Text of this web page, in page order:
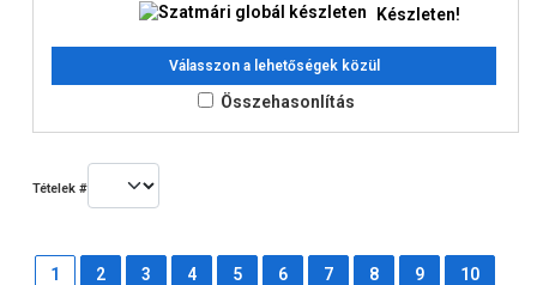
Készleten!
Válasszon a lehetőségek közül
Összehasonlítás
Tételek #
1 2 3 4 5 6 7 8 9 10